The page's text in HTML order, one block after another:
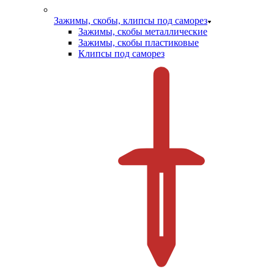
Зажимы, скобы, клипсы под саморез
Зажимы, скобы металлические
Зажимы, скобы пластиковые
Клипсы под саморез